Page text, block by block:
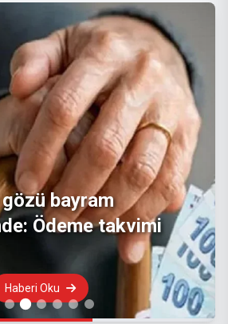
bayram
Ödeme takvimi
Haberi Oku